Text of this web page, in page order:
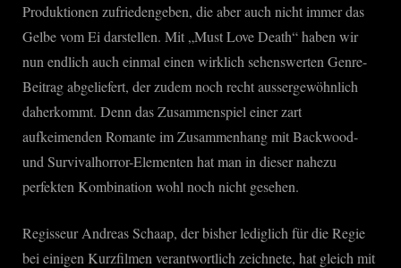
Produktionen zufriedengeben, die aber auch nicht immer das
Gelbe vom Ei darstellen. Mit „Must Love Death“ haben wir
nun endlich auch einmal einen wirklich sehenswerten Genre-
Beitrag abgeliefert, der zudem noch recht aussergewöhnlich
daherkommt. Denn das Zusammenspiel einer zart
aufkeimenden Romante im Zusammenhang mit Backwood-
und Survivalhorror-Elementen hat man in dieser nahezu
perfekten Kombination wohl noch nicht gesehen.
Regisseur Andreas Schaap, der bisher lediglich für die Regie
bei einigen Kurzfilmen verantwortlich zeichnete, hat gleich mit